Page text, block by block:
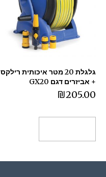
גלגלת 20 מטר איכותית רילקס
+ אביזרים דגם GX20
₪205.00